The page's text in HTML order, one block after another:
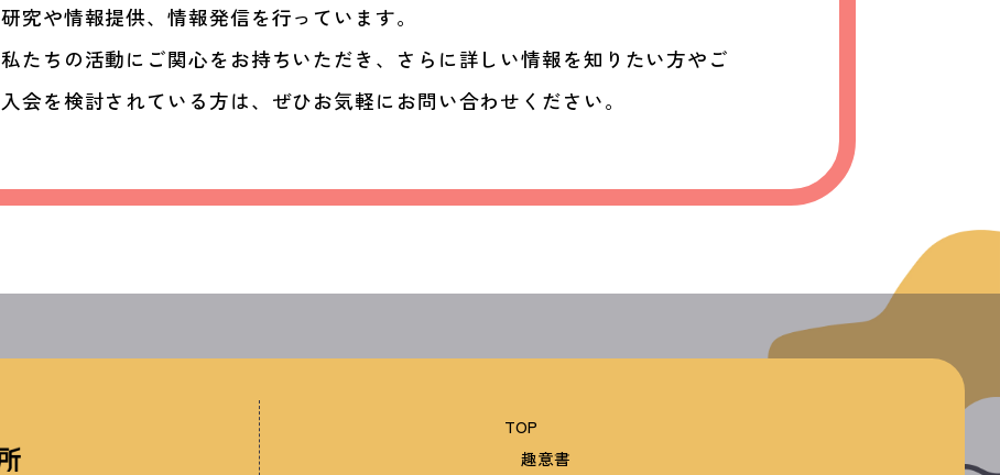
研究や情報提供、情報発信を行っています。
私たちの活動にご関心をお持ちいただき、さらに詳しい情報を知りたい方やご
入会を検討されている方は、ぜひお気軽にお問い合わせください。
TOP
趣意書